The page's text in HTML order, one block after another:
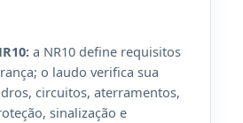
a NR10 define requisitos
o laudo verifica sua
circuitos, aterramentos,
sinalização e